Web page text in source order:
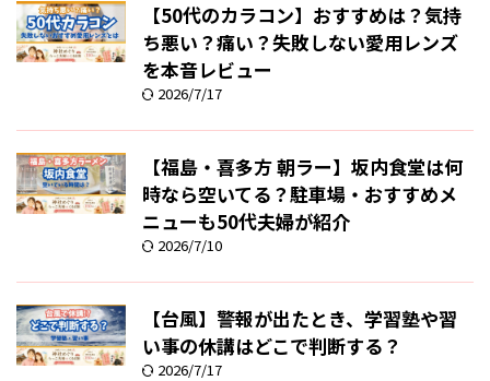
【50代のカラコン】おすすめは？気持
ち悪い？痛い？失敗しない愛用レンズ
を本音レビュー
2026/7/17
【福島・喜多方 朝ラー】坂内食堂は何
時なら空いてる？駐車場・おすすめメ
ニューも50代夫婦が紹介
2026/7/10
【台風】警報が出たとき、学習塾や習
い事の休講はどこで判断する？
2026/7/17